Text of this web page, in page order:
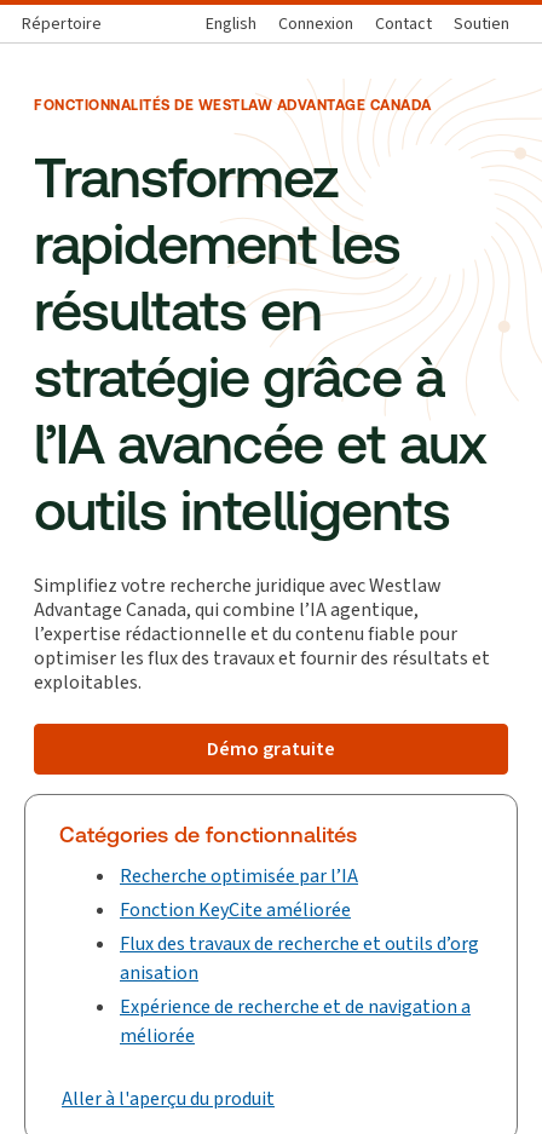
Répertoire English Connexion Contact Soutien
FONCTIONNALITÉS DE WESTLAW ADVANTAGE CANADA
Transformez
rapidement les
résultats en
stratégie grâce à
l’IA avancée et aux
outils intelligents
Simplifiez votre recherche juridique avec Westlaw
Advantage Canada, qui combine l’IA agentique,
l’expertise rédactionnelle et du contenu fiable pour
optimiser les flux des travaux et fournir des résultats et
exploitables.
Démo gratuite
Catégories de fonctionnalités
Recherche optimisée par l’IA
Fonction KeyCite améliorée
Flux des travaux de recherche et outils d’org
anisation
Expérience de recherche et de navigation a
méliorée
Aller à l'aperçu du produit